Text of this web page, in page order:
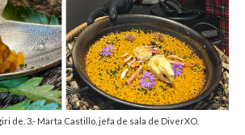
de. 3.- Marta Castillo, jefa de sala de DiverXO.